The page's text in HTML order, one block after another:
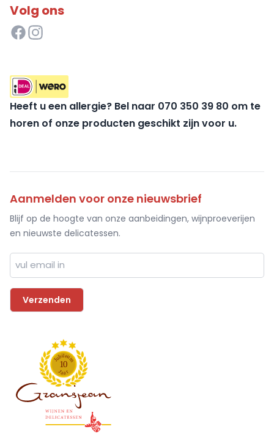
Volg ons
Heeft u een allergie? Bel naar 070 350 39 80 om te
horen of onze producten geschikt zijn voor u.
Aanmelden voor onze nieuwsbrief
Blijf op de hoogte van onze aanbeidingen, wijnproeverijen
en nieuwste delicatessen.
J
ubileum
10
Jaar